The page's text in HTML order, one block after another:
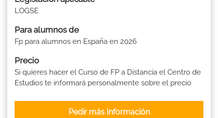
LOGSE
Para alumnos de
Fp para alumnos en España en 2026
Precio
Si quieres hacer el Curso de FP a Distancia el Centro de
Estudios te informará personalmente sobre el precio
Pedir más Información